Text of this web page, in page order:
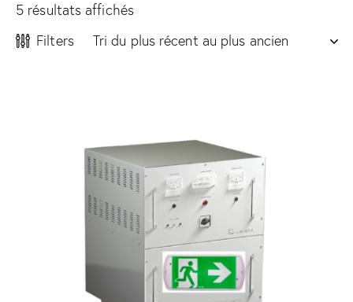
5 résultats affichés
Filters